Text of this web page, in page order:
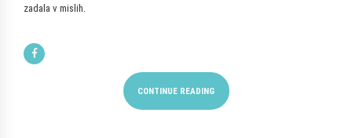
zadala v mislih.
CONTINUE READING